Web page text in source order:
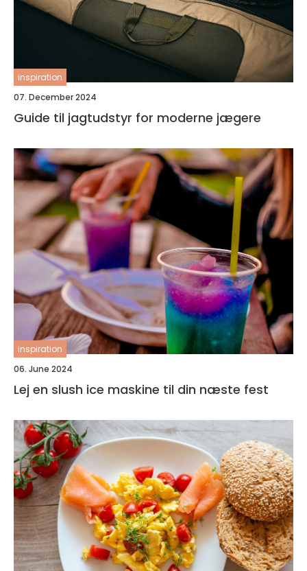
inspiration
07. December 2024
Guide til jagtudstyr for moderne jægere
inspiration
06. June 2024
Lej en slush ice maskine til din næste fest